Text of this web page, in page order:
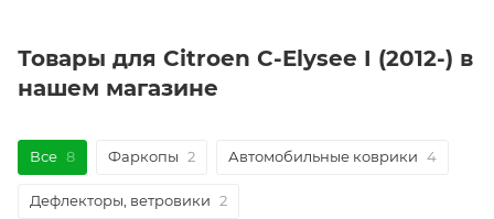
Товары для Citroen C-Elysee I (2012-) в
нашем магазине
Все 8 Фаркопы 2 Автомобильные коврики 4
Дефлекторы, ветровики 2